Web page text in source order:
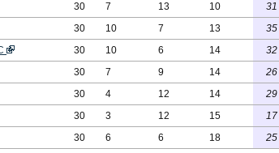
30 7 13 10 31
30 10 7 13 35
30 10 6 14 32
30 7 9 14 26
30 4 12 14 29
30 3 12 15 17
30 6 6 18 25